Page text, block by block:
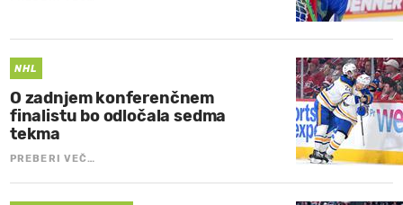
NHL
O zadnjem konferenčnem
finalistu bo odločala sedma
tekma
PREBERI VEČ…